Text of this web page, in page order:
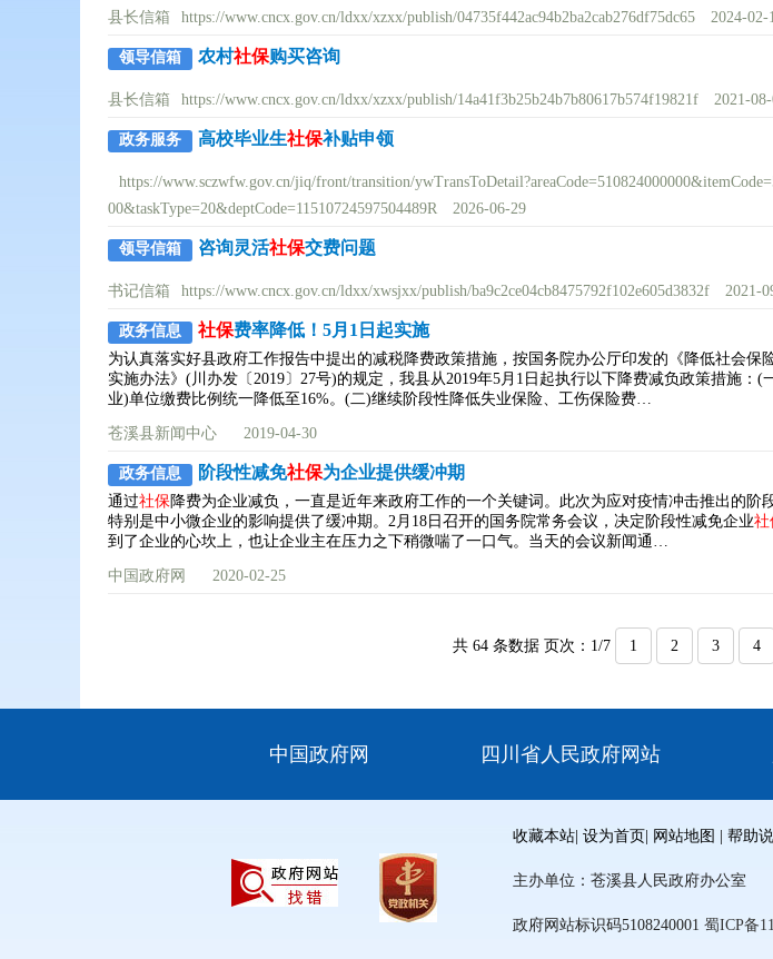
县长信箱 https://www.cncx.gov.cn/ldxx/xzxx/publish/04735f442ac94b2ba2cab276df75dc65 2024-02-
领导信箱 农村社保购买咨询
县长信箱 https://www.cncx.gov.cn/ldxx/xzxx/publish/14a41f3b25b24b7b80617b574f19821f 2021-
政务服务 高校毕业生社保补贴申领
https://www.sczwfw.gov.cn/jiq/front/transition/
00&taskType=20&deptCode=11510724597504489R
2026-06-29
领导信箱 咨询灵活社保交费问题
书记信箱 https://www.cncx.gov.cn/ldxx/xwsjxx/publish/ba9c2ce04cb8475792f102e605d3832f 2021-
政务信息 社保费率降低！5月1日起实施
为认真落实好县政府工作报告中提出的减税降费政策措施，按国务院办公厅印发的《降低社会
实施办法》(川办发〔2019〕27号)的规定，我县从2019年5月1日起执行以下降费减负政策措施
业)单位缴费比例统一降低至16%。(二)继续阶段性降低失业保险、工伤保险费…
苍溪县新闻中心 2019-04-30
政务信息 阶段性减免社保为企业提供缓冲期
通过社保降费为企业减负，一直是近年来政府工作的一个关键词。此次为应对疫情冲击推出的阶
特别是中小微企业的影响提供了缓冲期。2月18日召开的国务院常务会议，决定阶段性减免企业社
到了企业的心坎上，也让企业主在压力之下稍微喘了一口气。当天的会议新闻通…
中国政府网 2020-02-25
共 64 条数据 页次：1/7 1 2 3 4
中国政府网 四川省人民政府网站
收藏本站 设为首页 网站地图 帮助
主办单位：苍溪县人民政府办公室
政府网站标识码5108240001 蜀ICP备